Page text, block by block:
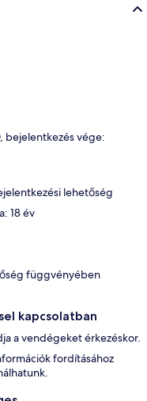
bejelentkezés vége:
lehetőség
18 év
függvényében
kapcsolatban
a vendégeket érkezéskor.
fordításához